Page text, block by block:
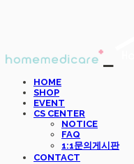
HOME
SHOP
EVENT
CS CENTER
NOTICE
FAQ
1:1문의게시판
CONTACT